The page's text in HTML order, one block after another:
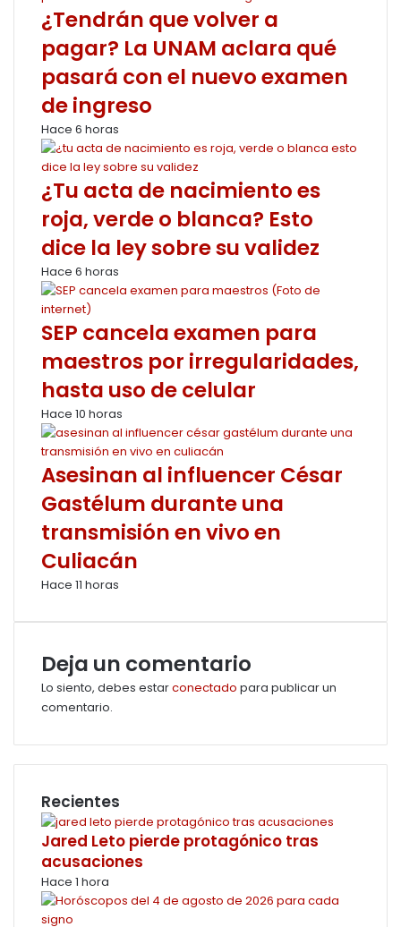
¿Tendrán que volver a
pagar? La UNAM aclara qué
pasará con el nuevo examen
de ingreso
Hace 6 horas
¿Tu acta de nacimiento es
roja, verde o blanca? Esto
dice la ley sobre su validez
Hace 6 horas
SEP cancela examen para
maestros por irregularidades,
hasta uso de celular
Hace 10 horas
Asesinan al influencer César
Gastélum durante una
transmisión en vivo en
Culiacán
Hace 11 horas
Deja un comentario
Lo siento, debes estarconectado para publicar un
comentario.
Recientes
Jared Leto pierde protagónico tras
acusaciones
Hace 1 hora